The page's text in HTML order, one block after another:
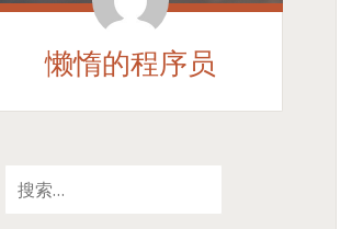
懒惰的程序员
TO